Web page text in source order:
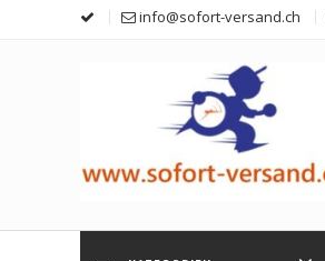
info@sofort-versand.ch